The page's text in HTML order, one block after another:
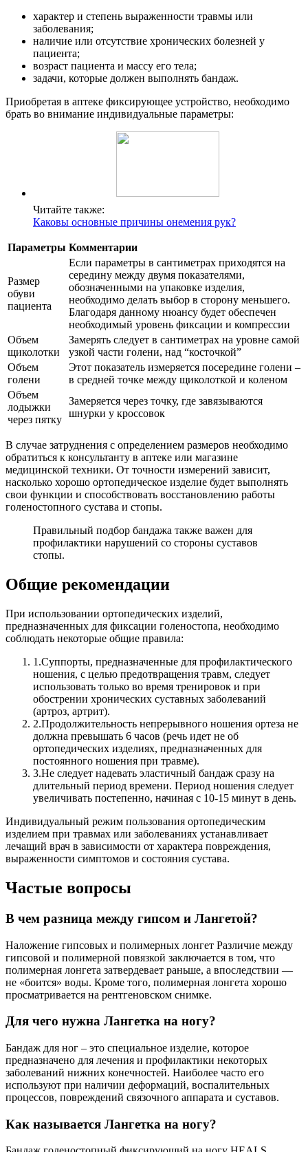
характер и степень выраженности травмы или
заболевания;
наличие или отсутствие хронических болезней у
пациента;
возраст пациента и массу его тела;
задачи, которые должен выполнять бандаж.
Приобретая в аптеке фиксирующее устройство, необходимо
брать во внимание индивидуальные параметры:
Читайте также:
Каковы основные причины онемения рук?
Параметры Комментарии
Размер
обуви
пациента
Если параметры в сантиметрах приходятся на
середину между двумя показателями,
обозначенными на упаковке изделия,
необходимо делать выбор в сторону меньшего.
Благодаря данному нюансу будет обеспечен
необходимый уровень фиксации и компрессии
Объем
щиколотки
Замерять следует в сантиметрах на уровне самой
узкой части голени, над “косточкой”
Объем
голени
Этот показатель измеряется посередине голени –
в средней точке между щиколоткой и коленом
Объем
лодыжки
через пятку
Замеряется через точку, где завязываются
шнурки у кроссовок
В случае затруднения с определением размеров необходимо
обратиться к консультанту в аптеке или магазине
медицинской техники. От точности измерений зависит,
насколько хорошо ортопедическое изделие будет выполнять
свои функции и способствовать восстановлению работы
голеностопного сустава и стопы.
Правильный подбор бандажа также важен для
профилактики нарушений со стороны суставов
стопы.
Общие рекомендации
При использовании ортопедических изделий,
предназначенных для фиксации голеностопа, необходимо
соблюдать некоторые общие правила:
1.Суппорты, предназначенные для профилактического
ношения, с целью предотвращения травм, следует
использовать только во время тренировок и при
обострении хронических суставных заболеваний
(артроз, артрит).
2.Продолжительность непрерывного ношения ортеза не
должна превышать 6 часов (речь идет не об
ортопедических изделиях, предназначенных для
постоянного ношения при травме).
3.Не следует надевать эластичный бандаж сразу на
длительный период времени. Период ношения следует
увеличивать постепенно, начиная с 10-15 минут в день.
Индивидуальный режим пользования ортопедическим
изделием при травмах или заболеваниях устанавливает
лечащий врач в зависимости от характера повреждения,
выраженности симптомов и состояния сустава.
Частые вопросы
В чем разница между гипсом и Лангетой?
Наложение гипсовых и полимерных лонгет Различие между
гипсовой и полимерной повязкой заключается в том, что
полимерная лонгета затвердевает раньше, а впоследствии —
не «боится» воды. Кроме того, полимерная лонгета хорошо
просматривается на рентгеновском снимке.
Для чего нужна Лангетка на ногу?
Бандаж для ног – это специальное изделие, которое
предназначено для лечения и профилактики некоторых
заболеваний нижних конечностей. Наиболее часто его
используют при наличии деформаций, воспалительных
процессов, повреждений связочного аппарата и суставов.
Как называется Лангетка на ногу?